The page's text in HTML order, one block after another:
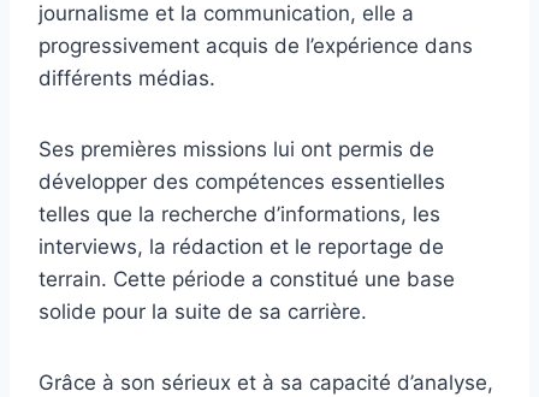
journalisme et la communication, elle a
progressivement acquis de l’expérience dans
différents médias.
Ses premières missions lui ont permis de
développer des compétences essentielles
telles que la recherche d’informations, les
interviews, la rédaction et le reportage de
terrain. Cette période a constitué une base
solide pour la suite de sa carrière.
Grâce à son sérieux et à sa capacité d’analyse,